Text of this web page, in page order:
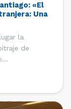
«El
Una
la
de